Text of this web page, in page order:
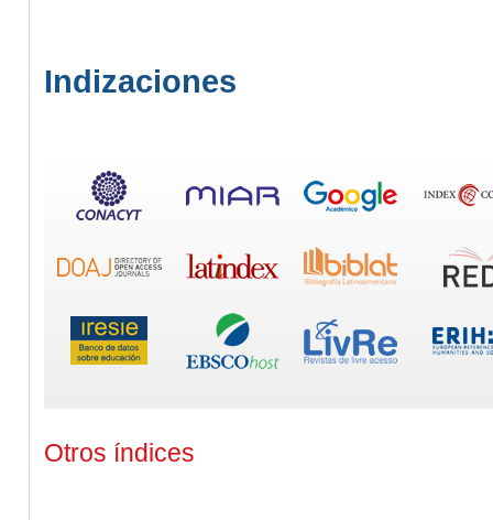
Indizaciones
Otros índices